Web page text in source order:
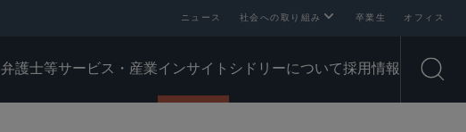
ニュース 社会への取り組み 卒業生 オフィス
弁護士等サービス・産業インサイト シドリーについて採用情報